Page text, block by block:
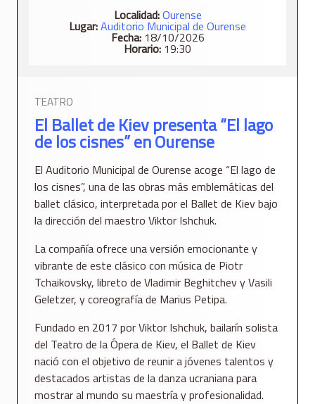
Localidad:Ourense
Lugar:Auditorio Municipal de Ourense
Fecha:18/10/2026
Horario: 19:30
TEATRO
El Ballet de Kiev presenta “El lago
de los cisnes” en Ourense
El Auditorio Municipal de Ourense acoge “El lago de
los cisnes”, una de las obras más emblemáticas del
ballet clásico, interpretada por el Ballet de Kiev bajo
la dirección del maestro Viktor Ishchuk.
La compañía ofrece una versión emocionante y
vibrante de este clásico con música de Piotr
Tchaikovsky, libreto de Vladimir Beghitchev y Vasili
Geletzer, y coreografía de Marius Petipa.
Fundado en 2017 por Viktor Ishchuk, bailarín solista
del Teatro de la Ópera de Kiev, el Ballet de Kiev
nació con el objetivo de reunir a jóvenes talentos y
destacados artistas de la danza ucraniana para
mostrar al mundo su maestría y profesionalidad.